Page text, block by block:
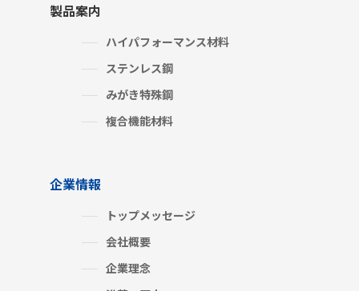
製品案内
ハイパフォーマンス材料
ステンレス鋼
みがき特殊鋼
複合機能材料
企業情報
トップメッセージ
会社概要
企業理念